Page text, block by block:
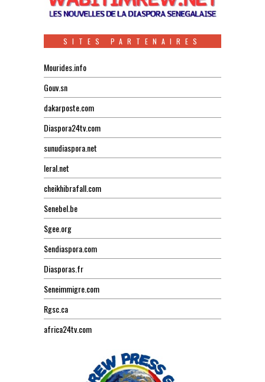
SITES PARTENAIRES
Mourides.info
Gouv.sn
dakarposte.com
Diaspora24tv.com
sunudiaspora.net
leral.net
cheikhibrafall.com
Senebel.be
Sgee.org
Sendiaspora.com
Diasporas.fr
Seneimmigre.com
Rgsc.ca
africa24tv.com